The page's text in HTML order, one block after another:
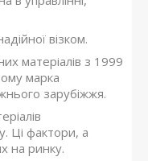
візком.
матеріалів з 1999
марка
зарубіжжя.
Ці фактори, а
на ринку.